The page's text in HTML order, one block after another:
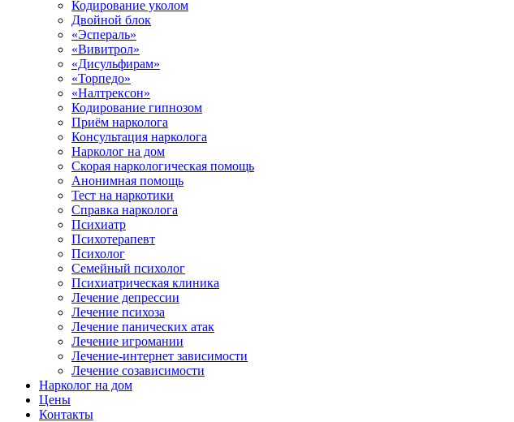
Кодирование уколом
Двойной блок
«Эспераль»
«Вивитрол»
«Дисульфирам»
«Торпедо»
«Налтрексон»
Кодирование гипнозом
Приём нарколога
Консультация нарколога
Нарколог на дом
Скорая наркологическая помощь
Анонимная помощь
Тест на наркотики
Справка нарколога
Психиатр
Психотерапевт
Психолог
Семейный психолог
Психиатрическая клиника
Лечение депрессии
Лечение психоза
Лечение панических атак
Лечение игромании
Лечение-интернет зависимости
Лечение созависимости
Нарколог на дом
Цены
Контакты